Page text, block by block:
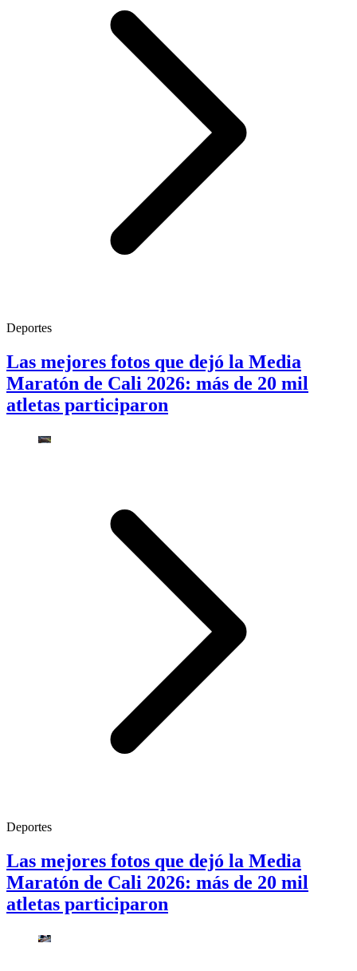
Deportes
Las mejores fotos que dejó la Media
Maratón de Cali 2026: más de 20 mil
atletas participaron
Deportes
Las mejores fotos que dejó la Media
Maratón de Cali 2026: más de 20 mil
atletas participaron